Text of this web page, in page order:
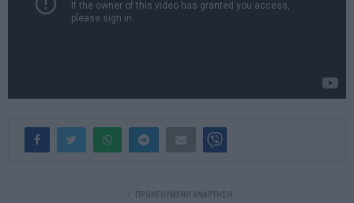
ΠΡΟΗΓΟΎΜΕΝΗ ΑΝΆΡΤΗΣΗ